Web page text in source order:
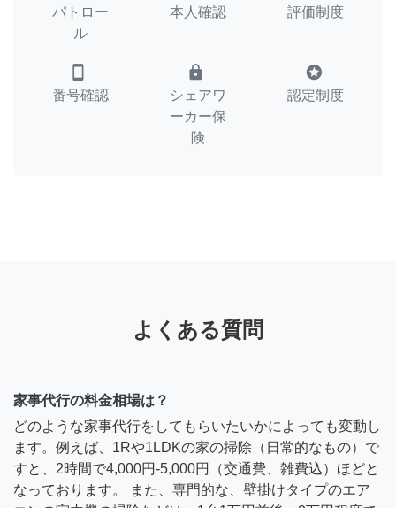
パトロー
ル
本人確認 評価制度
smartphone
番号確認
lock
シェアワ
ーカー保
険
stars
認定制度
よくある質問
家事代行の料金相場は？
どのような家事代行をしてもらいたいかによっても変動し
ます。例えば、1Rや1LDKの家の掃除（日常的なもの）で
すと、2時間で4,000円-5,000円（交通費、雑費込）ほどと
なっております。 また、専門的な、壁掛けタイプのエア